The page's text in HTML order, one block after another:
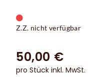
Z.Z. nicht verfügbar
50,00 €
pro Stück inkl. MwSt.